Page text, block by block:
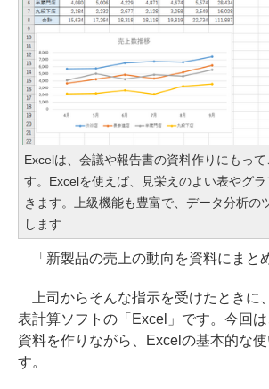
Excelは、会議や報告書の資料作りにもっ
す。Excelを使えば、見栄えのよい表やグ
きます。上級機能も豊富で、データ分析の
します
「新製品の売上の動向を資料にまと
上司からそんな指示を受けたときに
表計算ソフトの「Excel」です。今回
資料を作りながら、Excelの基本的な
す。